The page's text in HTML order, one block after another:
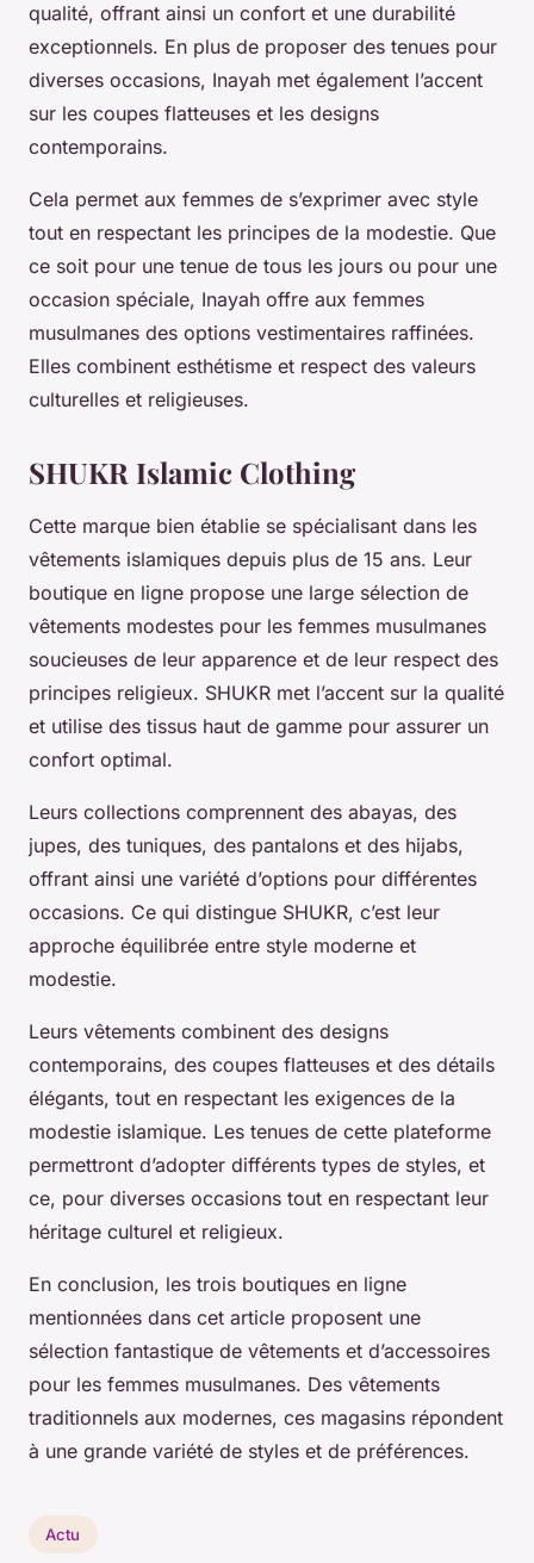
qualité, offrant ainsi un confort et une durabilité
exceptionnels. En plus de proposer des tenues pour
diverses occasions, Inayah met également l’accent
sur les coupes flatteuses et les designs
contemporains.
Cela permet aux femmes de s’exprimer avec style
tout en respectant les principes de la modestie. Que
ce soit pour une tenue de tous les jours ou pour une
occasion spéciale, Inayah offre aux femmes
musulmanes des options vestimentaires raffinées.
Elles combinent esthétisme et respect des valeurs
culturelles et religieuses.
SHUKR Islamic Clothing
Cette marque bien établie se spécialisant dans les
vêtements islamiques depuis plus de 15 ans. Leur
boutique en ligne propose une large sélection de
vêtements modestes pour les femmes musulmanes
soucieuses de leur apparence et de leur respect des
principes religieux. SHUKR met l’accent sur la qualité
et utilise des tissus haut de gamme pour assurer un
confort optimal.
Leurs collections comprennent des abayas, des
jupes, des tuniques, des pantalons et des hijabs,
offrant ainsi une variété d’options pour différentes
occasions. Ce qui distingue SHUKR, c’est leur
approche équilibrée entre style moderne et
modestie.
Leurs vêtements combinent des designs
contemporains, des coupes flatteuses et des détails
élégants, tout en respectant les exigences de la
modestie islamique. Les tenues de cette plateforme
permettront d’adopter différents types de styles, et
ce, pour diverses occasions tout en respectant leur
héritage culturel et religieux.
En conclusion, les trois boutiques en ligne
mentionnées dans cet article proposent une
sélection fantastique de vêtements et d’accessoires
pour les femmes musulmanes. Des vêtements
traditionnels aux modernes, ces magasins répondent
à une grande variété de styles et de préférences.
Actu